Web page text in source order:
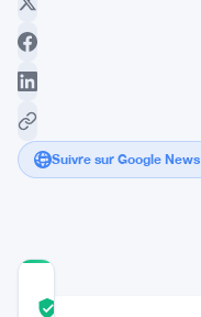
Suivre sur Google News